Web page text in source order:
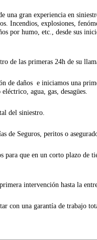
una gran experiencia en
Incendios, explosiones,
por humo, etc., desde sus
de las primeras 24h de su
de daños e iniciamos una
agua, gas, desagües.
del siniestro.
de Seguros, peritos o
para que en un corto plazo de
intervención hasta la
con una garantía de trabajo